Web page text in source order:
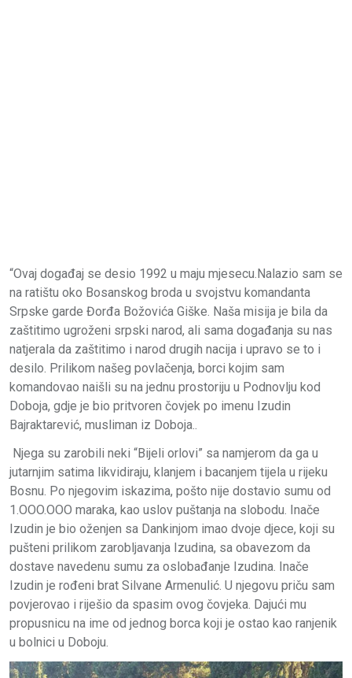
“Ovaj događaj se desio 1992 u maju mjesecu.Nalazio sam se
na ratištu oko Bosanskog broda u svojstvu komandanta
Srpske garde Đorđa Božovića Giške. Naša misija je bila da
zaštitimo ugroženi srpski narod, ali sama događanja su nas
natjerala da zaštitimo i narod drugih nacija i upravo se to i
desilo. Prilikom našeg povlačenja, borci kojim sam
komandovao naišli su na jednu prostoriju u Podnovlju kod
Doboja, gdje je bio pritvoren čovjek po imenu Izudin
Bajraktarević, musliman iz Doboja..
Njega su zarobili neki “Bijeli orlovi” sa namjerom da ga u
jutarnjim satima likvidiraju, klanjem i bacanjem tijela u rijeku
Bosnu. Po njegovim iskazima, pošto nije dostavio sumu od
1.OOO.OOO maraka, kao uslov puštanja na slobodu. Inače
Izudin je bio oženjen sa Dankinjom imao dvoje djece, koji su
pušteni prilikom zarobljavanja Izudina, sa obavezom da
dostave navedenu sumu za oslobađanje Izudina. Inače
Izudin je rođeni brat Silvane Armenulić. U njegovu priču sam
povjerovao i riješio da spasim ovog čovjeka. Dajući mu
propusnicu na ime od jednog borca koji je ostao kao ranjenik
u bolnici u Doboju.